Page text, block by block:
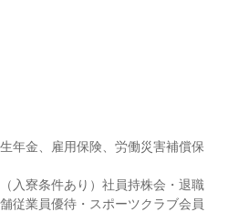
年金、雇用保険、労働災害補償保
入寮条件あり）社員持株会・退職
従業員優待・スポーツクラブ会員